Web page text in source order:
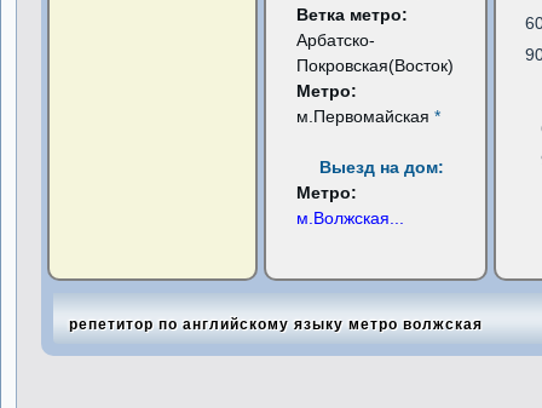
Ветка метро:
Арбатско-
Покровская(Восток)
Метро:
м.Первомайская*
Выезд на дом:
Метро:
м.Волжская
репетитор по английскому языку метро волжская